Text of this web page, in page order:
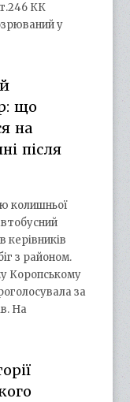
КК
у
що
на
після
колишньої
з районом.
Коропському
за
На